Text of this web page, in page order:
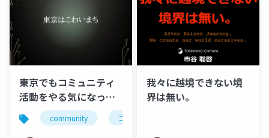
東京でもコミュニティ
活動をやる気になった
ときのLTcommunity コミュニティ
我々に越境できない境
界は無い。